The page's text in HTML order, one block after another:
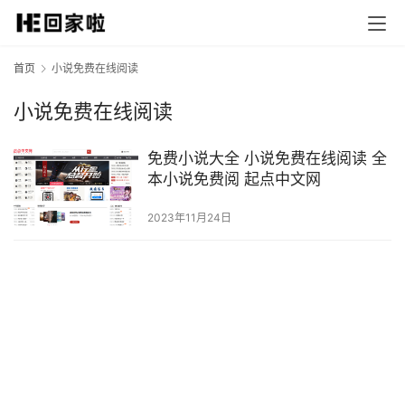
首页 小说免费在线阅读
小说免费在线阅读
免费小说大全 小说免费在线阅读 全
本小说免费阅 起点中文网
2023年11月24日